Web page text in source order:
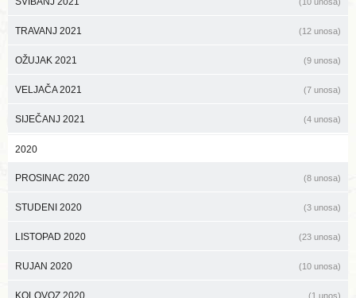
TRAVANJ 2021 (12 unosa)
OŽUJAK 2021 (9 unosa)
VELJAČA 2021 (7 unosa)
SIJEČANJ 2021 (4 unosa)
2020
PROSINAC 2020 (8 unosa)
STUDENI 2020 (3 unosa)
LISTOPAD 2020 (23 unosa)
RUJAN 2020 (10 unosa)
KOLOVOZ 2020 (1 unos)